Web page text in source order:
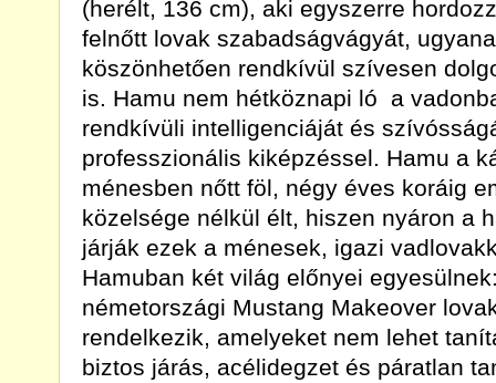
(herélt, 136 cm), aki egyszerre
felnőtt lovak szabadságvágyát,
köszönhetően rendkívül szívesen
is. Hamu nem hétköznapi ló  a
rendkívüli intelligenciáját és
professzionális kiképzéssel. Hamu a
ménesben nőtt föl, négy éves koráig
közelsége nélkül élt, hiszen nyáron a
járják ezek a ménesek, igazi
Hamuban két világ előnyei
németországi Mustang Makeover
rendelkezik, amelyeket nem lehet
biztos járás, acélidegzet és páratlan